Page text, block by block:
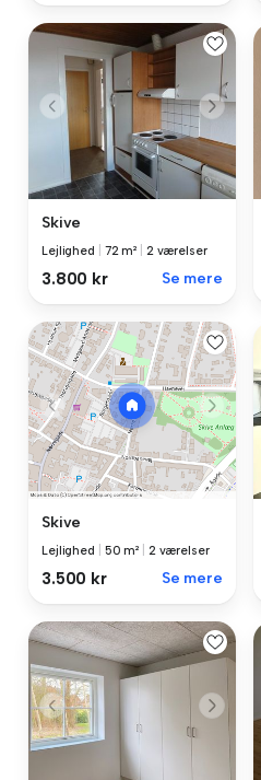
Skive
Lejlighed 72 m² 2 værelser
3.800 kr Se mere
Skive
Lejlighed 50 m² 2 værelser
3.500 kr Se mere